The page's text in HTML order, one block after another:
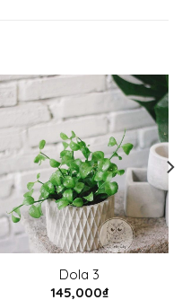
Dola 3
145,000₫